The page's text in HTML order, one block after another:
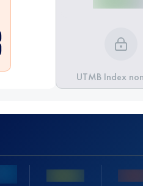
UTMB Index